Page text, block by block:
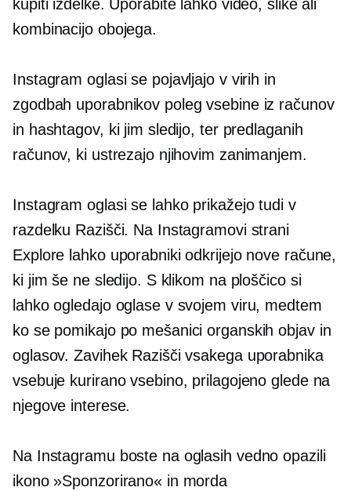
kupiti izdelke. Uporabite lahko video, slike ali
kombinacijo obojega.
Instagram oglasi se pojavljajo v virih in
zgodbah uporabnikov poleg vsebine iz računov
in hashtagov, ki jim sledijo, ter predlaganih
računov, ki ustrezajo njihovim zanimanjem.
Instagram oglasi se lahko prikažejo tudi v
razdelku Razišči. Na Instagramovi strani
Explore lahko uporabniki odkrijejo nove račune,
ki jim še ne sledijo. S klikom na ploščico si
lahko ogledajo oglase v svojem viru, medtem
ko se pomikajo po mešanici organskih objav in
oglasov. Zavihek Razišči vsakega uporabnika
vsebuje kurirano vsebino, prilagojeno glede na
njegove interese.
Na Instagramu boste na oglasih vedno opazili
ikono »Sponzorirano« in morda